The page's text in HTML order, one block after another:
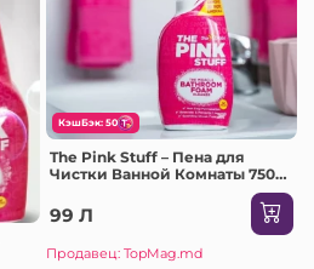
КэшБэк: 50
The Pink Stuff – Пена для
Чистки Ванной Комнаты 750
99 Л
Продавец: TopMag.md